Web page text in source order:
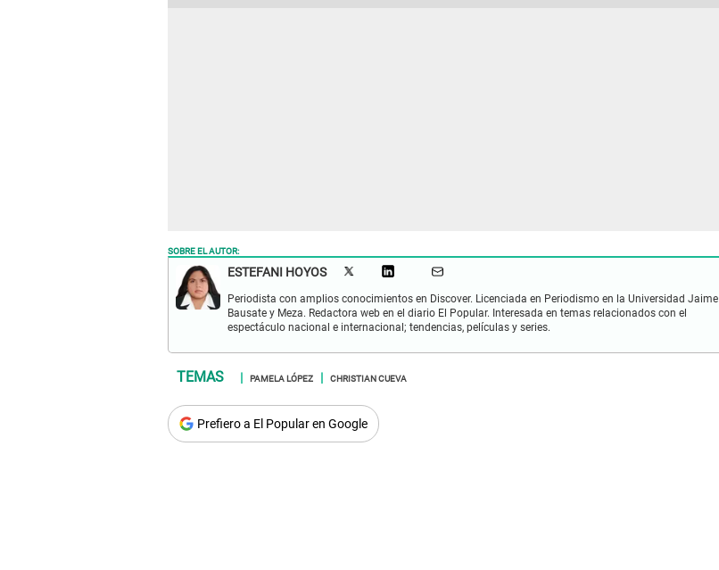
SOBRE EL AUTOR:
ESTEFANI HOYOS
Periodista con amplios conocimientos en Discover. Licenciada en Periodismo en la Universidad Jaime
Bausate y Meza. Redactora web en el diario El Popular. Interesada en temas relacionados con el
espectáculo nacional e internacional; tendencias, películas y series.
PAMELA LÓPEZ CHRISTIAN CUEVA
Prefiero a El Popular en Google